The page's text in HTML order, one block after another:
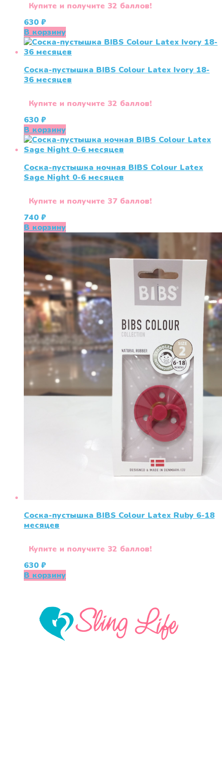
Купите и получите 32 баллов!
630 ₽
В корзину
Соска-пустышка BIBS Colour Latex Ivory 18-
36 меcяцев
Купите и получите 32 баллов!
630 ₽
В корзину
Соска-пустышка ночная BIBS Colour Latex
Sage Night 0-6 меcяцев
Купите и получите 37 баллов!
740 ₽
В корзину
Соска-пустышка BIBS Colour Latex Ruby 6-18
месяцев
Купите и получите 32 баллов!
630 ₽
В корзину